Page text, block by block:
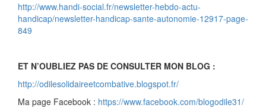
http://www.handi-social.fr/newsletter-hebdo-actu-
handicap/newsletter-handicap-sante-autonomie-12917-page-
849
ET N’OUBLIEZ PAS DE CONSULTER MON BLOG :
http://odilesolidaireetcombative.blogspot.fr/
Ma page Facebook : https://www.facebook.com/blogodile31/